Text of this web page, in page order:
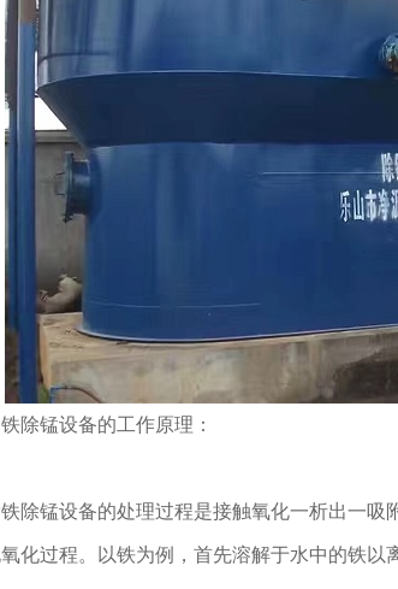
除锰设备的工作原理：
铁除锰设备的处理过程是接触氧化一析出一
化过程。以铁为例，首先溶解于水中的铁以